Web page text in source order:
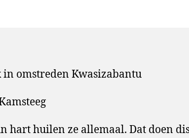
in omstreden Kwasizabantu
hart huilen ze allemaal. Dat doen